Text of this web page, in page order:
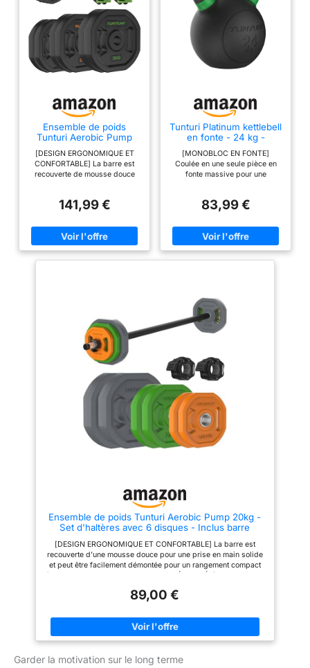
Ensemble de poids
Tunturi Aerobic Pump
d'haltères en caoutchouc
- Incl. barre avec 6
disques - Ensemble de
de fitness gratuite
[DESIGN ERGONOMIQUE ET
CONFORTABLE] La barre est
recouverte de mousse douce
POIDS SOLIDES ET SÛRS]
protège le sol, offre une prise
sûre et garantit une longue
durée de vie [POIDS FLEXIBLES
D'ENTRAÎNEMENT] Des milliers
d'exercices et de vidéos
disponibles dans l'application
Tunturi Training pour des
résultats optimaux
141,99 €
Tunturi Platinum kettlebell
en fonte - 24 kg -
gratuite incluse
[MONOBLOC EN FONTE]
Coulée en une seule pièce en
fonte massive pour une
intensif. [PRISE SÛRE]
assurant une prise ferme et
confortable sans sensation
abrasive, même lors de
deadlifts, presses et Turkish
get-ups. [IDENTIFICATION
RAPIDE] Poids gravé clairement
et code couleur distinct pour
83,99 €
Ensemble de poids Tunturi Aerobic Pump 20kg -
Set d'haltères avec 6 disques - Inclus barre
d'haltère - Avec revêtement en caoutchouc -
Inclut une application de fitness gratuite
[DESIGN ERGONOMIQUE ET CONFORTABLE] La barre est
recouverte d’une mousse douce pour une prise en main solide
et peut être facilement démontée pour un rangement compact
[DISQUES DE POIDS DURABLES ET SÉCURISÉS] Fabriqués en
sol, offrent une bonne prise et garantissent une utilisation
Disques de 1,25 kg, 2,5 kg et 5 kg avec un code couleur clair,
facilement extensibles avec des disques supplémentaires
pour augmenter la difficulté [ACCÈS À DES OPTIONS
vidéos et instructions dans l’application Tunturi Training pour
89,00 €
Garder la motivation sur le long terme